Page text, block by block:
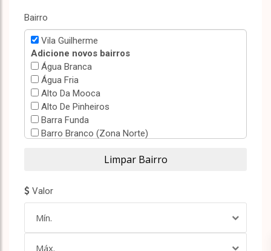
Bairro
Vila Guilherme
Adicione novos bairros
Água Branca
Água Fria
Alto Da Mooca
Alto De Pinheiros
Barra Funda
Barro Branco (Zona Norte)
Bortolândia
Brás
Brooklin Paulista
Valor
Mín.
Máx.